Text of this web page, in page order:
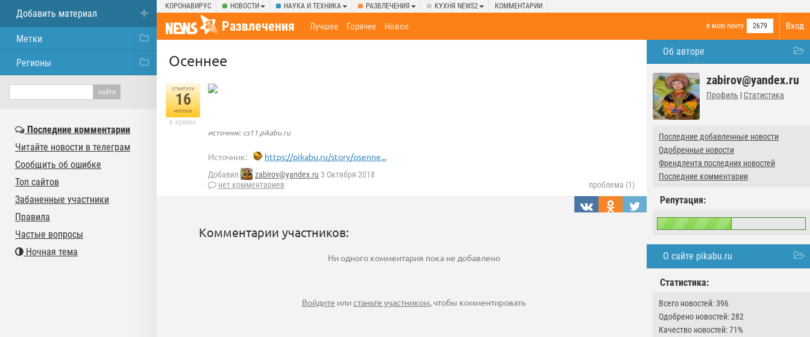
КОРОНАВИРУС НОВОСТИ НАУКА И ТЕХНИКА РАЗВЛЕЧЕНИЯ КУХНЯ NEWS2 КОММЕНТАРИИ
Вход
Развлечения в мою ленту 2679
Лучшее Горячее Новое
Об авторе
zabirov@yandex.ru
Профиль | Статистика
Последние добавленные новости
Одобренные новости
Френдлента последних новостей
Последние комментарии
Репутация:
О сайте pikabu.ru
Статистика:
Всего новостей: 396
Одобрено новостей: 282
Качество новостей: 71%
Осеннее
отметили
16
человек
в архиве
источник: cs11.pikabu.ru
Источник: https://pikabu.ru/story/osenne...
Добавил zabirov@yandex.ru 3 Октября 2018
нет комментариев
проблема (1)
Комментарии участников:
Ни одного комментария пока не добавлено
Войдите илистаньте участником, чтобы комментировать
Добавить материал
Метки
Регионы
Последние комментарии
Читайте новости в телеграм
Сообщить об ошибке
Топ сайтов
Забаненные участники
Правила
Частые вопросы
Ночная тема